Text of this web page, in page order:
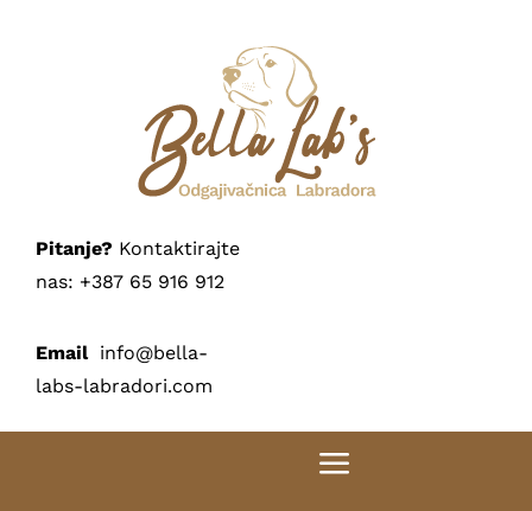
Pitanje? Kontaktirajte
nas: +387 65 916 912
Email info@bella-
labs-labradori.com
Toggle